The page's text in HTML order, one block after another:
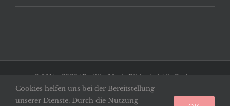
© 2014 - 2026 | Basilika Maria Bildstein | Alle Rechte
vorbehalten
Cookies helfen uns bei der Bereitstellung
unserer Dienste. Durch die Nutzung